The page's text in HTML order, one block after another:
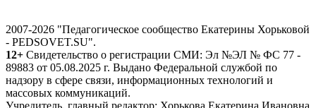
2007-2026 "Педагогическое сообщество Екатерины Хорьковой
- PEDSOVET.SU".
12+ Свидетельство о регистрации СМИ: Эл №ЭЛ № ФС 77 -
89883 от 05.08.2025 г. Выдано Федеральной службой по
надзору в сфере связи, информационных технологий и
массовых коммуникаций.
Учредитель, главный редактор: Хорькова Екатерина Ивановна